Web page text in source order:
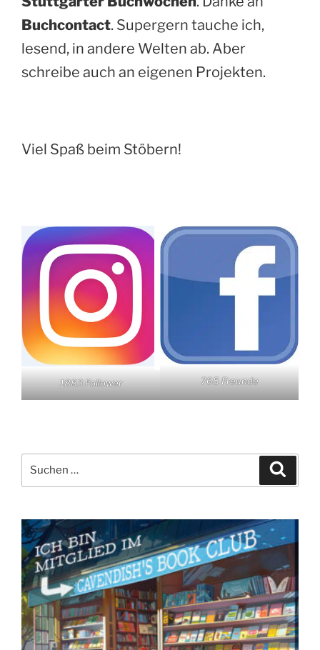
Buchcontact. Supergern tauche ich,
lesend, in andere Welten ab. Aber
schreibe auch an eigenen Projekten.
Viel Spaß beim Stöbern!
1883 Follower 765 Freunde
nach: